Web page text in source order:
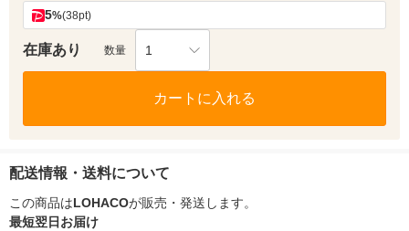
5%(38pt)
在庫あり 数量 1
カートに入れる
配送情報・送料について
この商品はLOHACOが販売・発送します。
最短翌日お届け